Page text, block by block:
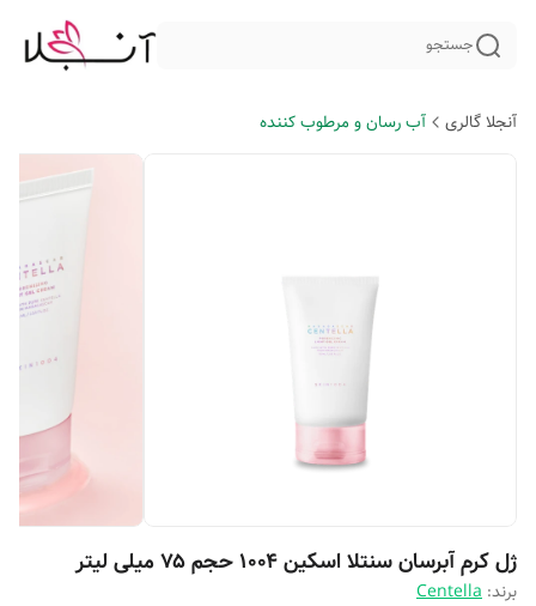
جستجو
آنجلا گالری آب رسان و مرطوب کننده
ژل کرم آبرسان سنتلا اسکین ۱۰۰۴ حجم ۷۵ میلی لیتر
برند: Centella